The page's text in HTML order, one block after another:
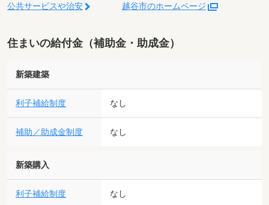
公共サービスや治安 越谷市のホームページ
住まいの給付金（補助金・助成金）
新築建築
利子補給制度 なし
補助／助成金制度 なし
新築購入
利子補給制度 なし